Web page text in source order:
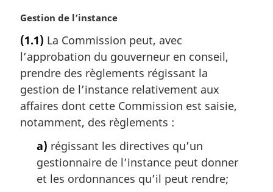
N
t
e
m
r
g
i
Gestion de l’instance
(1.1) La Commission peut, avec
l’approbation du gouverneur en conseil,
prendre des règlements régissant la
gestion de l’instance relativement aux
affaires dont cette Commission est saisie,
notamment, des règlements :
a) régissant les directives qu’un
gestionnaire de l’instance peut donner
et les ordonnances qu’il peut rendre;